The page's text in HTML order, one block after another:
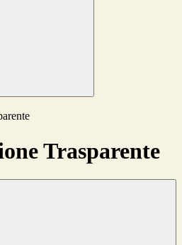
Trasparente